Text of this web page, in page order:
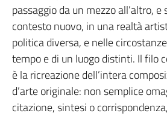
passaggio da un mezzo all’altro,
contesto nuovo, in una realtà
politica diversa, e nelle
tempo e di un luogo distinti. Il filo
è la ricreazione dell’intera
d’arte originale: non semplice
citazione, sintesi o